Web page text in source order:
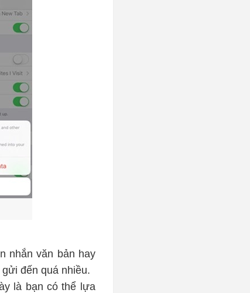
nhắn văn bản hay
đến quá nhiều.
là bạn có thể lựa